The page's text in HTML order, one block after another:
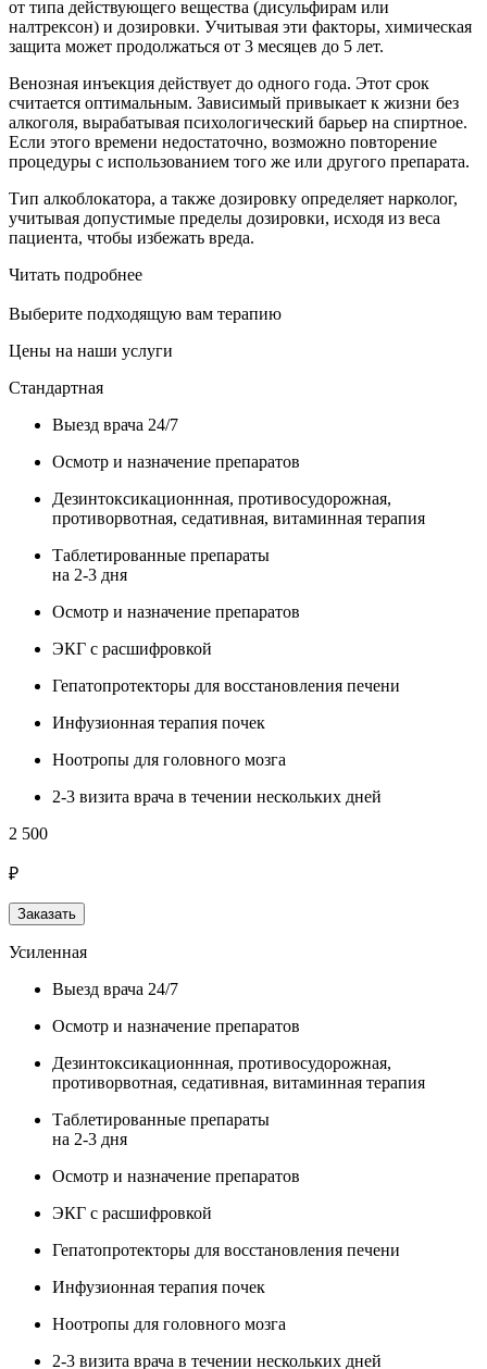
от типа действующего вещества (дисульфирам или
налтрексон) и дозировки. Учитывая эти факторы, химическая
защита может продолжаться от 3 месяцев до 5 лет.
Венозная инъекция действует до одного года. Этот срок
считается оптимальным. Зависимый привыкает к жизни без
алкоголя, вырабатывая психологический барьер на спиртное.
Если этого времени недостаточно, возможно повторение
процедуры с использованием того же или другого препарата.
Тип алкоблокатора, а также дозировку определяет нарколог,
учитывая допустимые пределы дозировки, исходя из веса
пациента, чтобы избежать вреда.
Читать подробнее
Выберите подходящую вам терапию
Цены на наши услуги
Стандартная
Выезд врача 24/7
Осмотр и назначение препаратов
Дезинтоксикационнная, противосудорожная,
противорвотная, седативная, витаминная терапия
Таблетированные препараты
на 2-3 дня
Осмотр и назначение препаратов
ЭКГ с расшифровкой
Гепатопротекторы для восстановления печени
Инфузионная терапия почек
Ноотропы для головного мозга
2-3 визита врача в течении нескольких дней
2 500
₽
Заказать
Усиленная
Выезд врача 24/7
Осмотр и назначение препаратов
Дезинтоксикационнная, противосудорожная,
противорвотная, седативная, витаминная терапия
Таблетированные препараты
на 2-3 дня
Осмотр и назначение препаратов
ЭКГ с расшифровкой
Гепатопротекторы для восстановления печени
Инфузионная терапия почек
Ноотропы для головного мозга
2-3 визита врача в течении нескольких дней